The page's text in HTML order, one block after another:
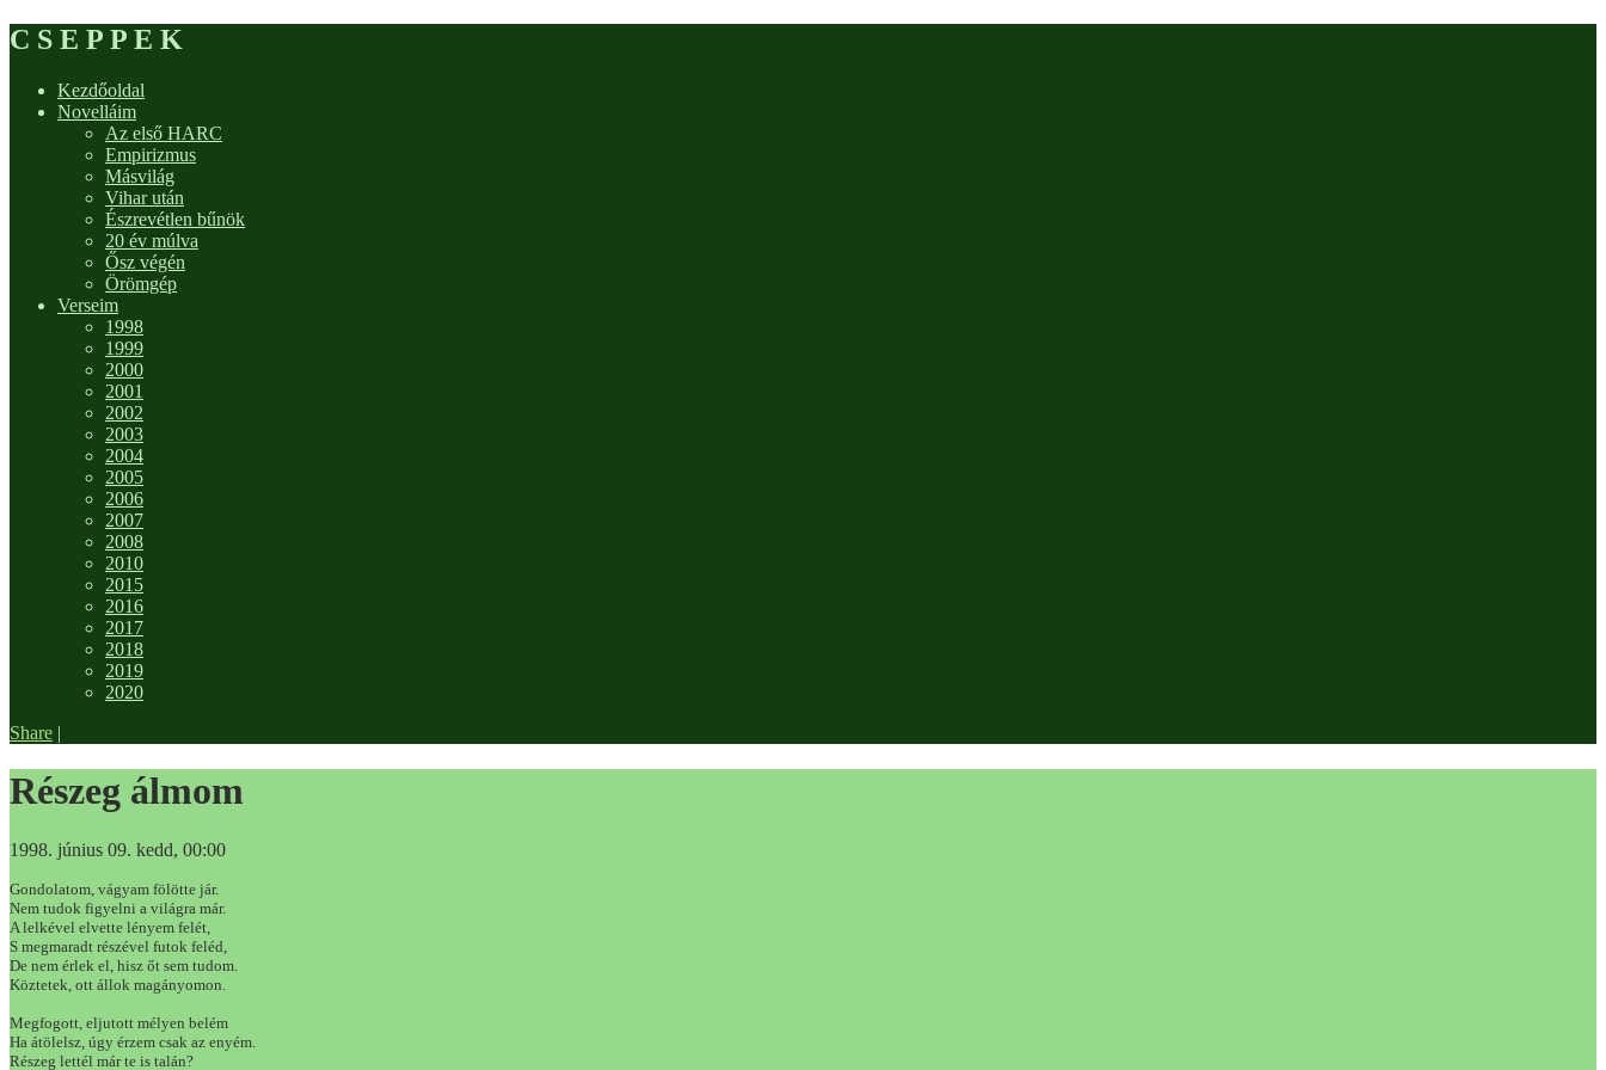
C S E P P E K
Kezdőoldal
Novelláim
Az első HARC
Empirizmus
Másvilág
Vihar után
Észrevétlen bűnök
20 év múlva
Ősz végén
Örömgép
Verseim
1998
1999
2000
2001
2002
2003
2004
2005
2006
2007
2008
2010
2015
2016
2017
2018
2019
2020
Share |
Részeg álmom
1998. június 09. kedd, 00:00
Gondolatom, vágyam fölötte jár.
Nem tudok figyelni a világra már.
A lelkével elvette lényem felét,
S megmaradt részével futok feléd,
De nem érlek el, hisz őt sem tudom.
Köztetek, ott állok magányomon.
Megfogott, eljutott mélyen belém
Ha átölelsz, úgy érzem csak az enyém.
Részeg lettél már te is talán?